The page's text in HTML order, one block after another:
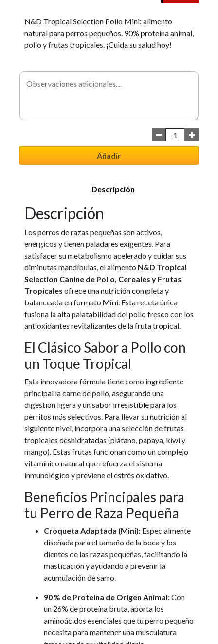
N&D Tropical Selection Pollo Mini: alimento
natural para perros pequeños. 90% proteína animal,
pollo y frutas tropicales. ¡Cuida su salud hoy!
Añadir
Descripción
Descripción
Los perros de razas pequeñas son activos,
enérgicos y tienen paladares exigentes. Para
satisfacer su metabolismo acelerado y cuidar sus
diminutas mandíbulas, el alimento N&D Tropical
Selection Canine de Pollo, Cereales y Frutas
Tropicales ofrece una nutrición completa y
balanceada en formato Mini. Esta receta única
fusiona la alta palatabilidad del pollo fresco con los
antioxidantes revitalizantes de la fruta tropical.
El Clásico Sabor a Pollo con
un Toque Tropical
Esta innovadora fórmula tiene como ingrediente
principal la carne de pollo, asegurando una
digestión ligera y un sabor irresistible para los
perritos más selectivos. Para llevar su nutrición al
siguiente nivel, incorpora una selección de frutas
tropicales deshidratadas (plátano, papaya, kiwi y
mango). Estas frutas funcionan como un complejo
vitamínico natural que refuerza el sistema
inmunológico y previene el estrés oxidativo.
Beneficios Principales para
tu Perro de Raza Pequeña
Croqueta Adaptada (Mini): Especialmente
diseñada para el tamaño de la boca y los
dientes de las razas pequeñas, facilitando la
masticación y ayudando a prevenir la
acumulación de sarro.
90 % de Proteína de Origen Animal:Con
un 26% de proteína bruta, aporta los
aminoácidos esenciales que tu perro pequeño
necesita para mantener una musculatura